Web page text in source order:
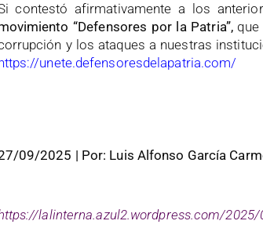
contestó afirmativamente a los
“Defensores por la Patria”,que
y los ataques a nuestras
unete.defensoresdelapatria.com/
09/2025 | Por: Luis Alfonso García
lalinterna.azul2.wordpress.com/